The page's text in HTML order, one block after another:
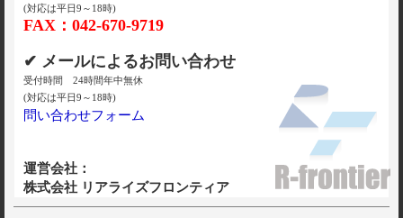
(対応は平日9～18時)
FAX：042-670-9719
✔ メールによるお問い合わせ
受付時間 24時間年中無休
(対応は平日9～18時)
問い合わせフォーム
運営会社：
株式会社 リアライズフロンティア